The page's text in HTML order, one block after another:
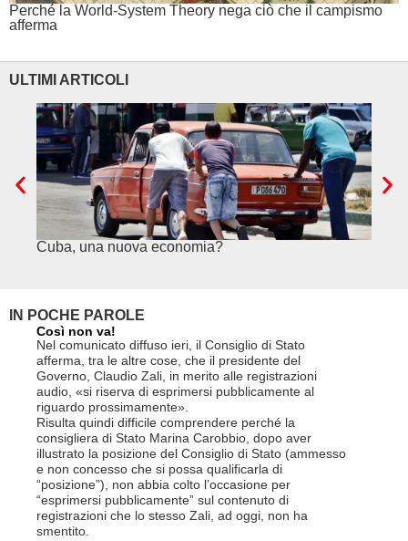
Perché la World-System Theory nega ciò che il campismo
afferma
ULTIMI ARTICOLI
Cuba, una nuova economia?
IN POCHE PAROLE
Così non va!
Nel comunicato diffuso ieri, il Consiglio di Stato
afferma, tra le altre cose, che il presidente del
Governo, Claudio Zali, in merito alle registrazioni
audio, «si riserva di esprimersi pubblicamente al
riguardo prossimamente».
Risulta quindi difficile comprendere perché la
consigliera di Stato Marina Carobbio, dopo aver
illustrato la posizione del Consiglio di Stato (ammesso
e non concesso che si possa qualificarla di
“posizione”), non abbia colto l’occasione per
“esprimersi pubblicamente” sul contenuto di
registrazioni che lo stesso Zali, ad oggi, non ha
smentito.